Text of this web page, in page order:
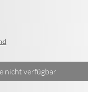
nicht verfügbar